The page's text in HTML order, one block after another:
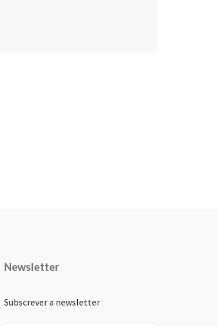
Newsletter
Subscrever a newsletter